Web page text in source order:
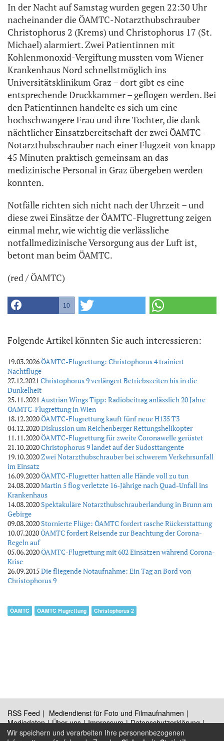
In der Nacht auf Samstag wurden gegen 22:30 Uhr
nacheinander die ÖAMTC-Notarzthubschrauber
Christophorus 2 (Krems) und Christophorus 17 (St.
Michael) alarmiert. Zwei Patientinnen mit
Kohlenmonoxid-Vergiftung mussten vom Wiener
Krankenhaus Nord schnellstmöglich ins
Universitätsklinikum Graz – dort gibt es eine
entsprechende Druckkammer – geflogen werden. Bei
den Patientinnen handelte es sich um eine
hochschwangere Frau und ihre Tochter, die dank
nächtlicher Einsatzbereitschaft der zwei ÖAMTC-
Notarzthubschrauber nach einer Flugzeit von knapp
45 Minuten praktisch gemeinsam an das
medizinische Personal in Graz übergeben werden
konnten.
Notfälle richten sich nicht nach der Uhrzeit – und
diese zwei Einsätze der ÖAMTC-Flugrettung zeigen
einmal mehr, wie wichtig die verlässliche
notfallmedizinische Versorgung aus der Luft ist,
betont man beim ÖAMTC.
(red / ÖAMTC)
10
Folgende Artikel könnten Sie auch interessieren:
19.03.2026ÖAMTC-Flugrettung: Christophorus 4 trainiert
Nachtflüge
27.12.2021 Christophorus 9 verlängert Betriebszeiten bis in die
Dunkelheit
25.11.2021 Austrian Wings Tipp: Radiobeitrag anlässlich 20 Jahre
ÖAMTC-Flugrettung in Wien
18.12.2020ÖAMTC-Flugrettung kauft fünf neue H135 T3
04.12.2020Diskussion um Reichenberger Rettungshelikopter
11.11.2020ÖAMTC-Flugrettung für zweite Coronawelle gerüstet
21.10.2020Christophorus 9 landet auf der Südosttangente
19.10.2020Zwei Notarzthubschrauber bei schwerem Verkehrsunfall
im Einsatz
16.09.2020ÖAMTC-Flugretter hatten alle Hände voll zu tun
24.08.2020Martin 5 flog verletzte 16-Jährige nach Quad-Unfall ins
Krankenhaus
14.08.2020 Spektakuläre Notarzthubschrauberlandung in Brunn am
Gebirge
09.08.2020 Stornierte Flüge: ÖAMTC fordert rasche Rückerstattung
10.07.2020ÖAMTC fordert Reisende zur Beachtung der Corona-
Regeln auf
05.06.2020ÖAMTC-Flugrettung mit 602 Einsätzen während Corona-
Krise
26.09.2015Die fliegende Notaufnahme: Ein Tag an Bord von
Christophorus 9
ÖAMTC ÖAMTC Flugrettung Christophorus 2
RSS Feed
Mediendienst für Foto und Filmaufnahmen
Mediadaten
Über uns Impressum
Datenschutzerklärung
Kontakt
Wir speichern und verarbeiten Ihre personenbezogenen